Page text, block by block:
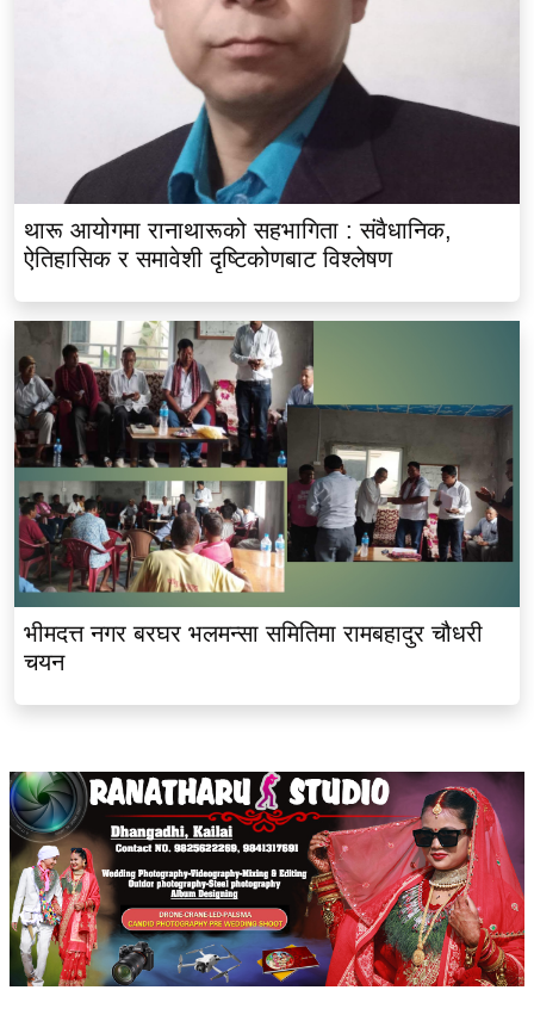
थारू आयोगमा रानाथारूको सहभागिता : संवैधानिक,
ऐतिहासिक र समावेशी दृष्टिकोणबाट विश्लेषण
भीमदत्त नगर बरघर भलमन्सा समितिमा रामबहादुर चौधरी
चयन